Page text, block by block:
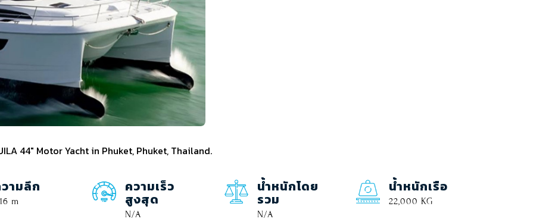
44" Motor Yacht in Phuket, Phuket, Thailand.
ามลึก
m
ความเร็ว
สูงสุด
N/A
น้ำหนักโดย
รวม
N/A
น้ำหนักเรือ
22,000 KG